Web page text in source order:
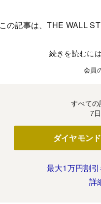
この記事は、THE WALL
続きを読むに
会員
すべての
7
ダイヤモン
最大1万円割
詳